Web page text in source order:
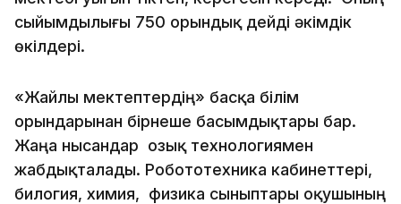
сыйымдылығы 750 орындық дейді әкімдік
өкілдері.
«Жайлы мектептердің» басқа білім
орындарынан бірнеше басымдықтары бар.
Жаңа нысандар озық технологиямен
жабдықталады. Робототехника кабинеттері,
билогия, химия, физика сыныптары оқушының